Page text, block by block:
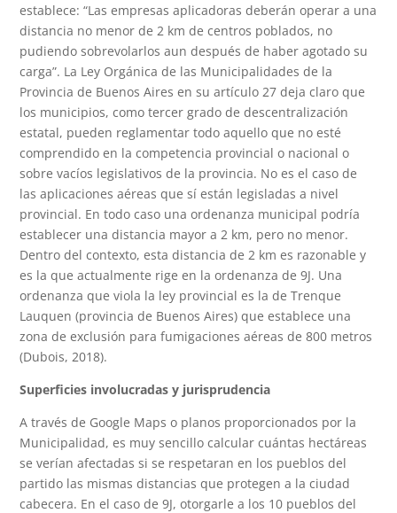
establece: “Las empresas aplicadoras deberán operar a una
distancia no menor de 2 km de centros poblados, no
pudiendo sobrevolarlos aun después de haber agotado su
carga”. La Ley Orgánica de las Municipalidades de la
Provincia de Buenos Aires en su artículo 27 deja claro que
los municipios, como tercer grado de descentralización
estatal, pueden reglamentar todo aquello que no esté
comprendido en la competencia provincial o nacional o
sobre vacíos legislativos de la provincia. No es el caso de
las aplicaciones aéreas que sí están legisladas a nivel
provincial. En todo caso una ordenanza municipal podría
establecer una distancia mayor a 2 km, pero no menor.
Dentro del contexto, esta distancia de 2 km es razonable y
es la que actualmente rige en la ordenanza de 9J. Una
ordenanza que viola la ley provincial es la de Trenque
Lauquen (provincia de Buenos Aires) que establece una
zona de exclusión para fumigaciones aéreas de 800 metros
(Dubois, 2018).
Superficies involucradas y jurisprudencia
A través de Google Maps o planos proporcionados por la
Municipalidad, es muy sencillo calcular cuántas hectáreas
se verían afectadas si se respetaran en los pueblos del
partido las mismas distancias que protegen a la ciudad
cabecera. En el caso de 9J, otorgarle a los 10 pueblos del